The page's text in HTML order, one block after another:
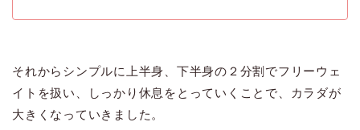
それからシンプルに上半身、下半身の２分割でフリーウェ
イトを扱い、しっかり休息をとっていくことで、カラダが
大きくなっていきました。